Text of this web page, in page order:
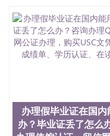
与人类发展学院、信
护理学院、科学学院
前十名，工学院排
约大学为学生们提
专业课程包括：会计
理、材料科学、机械
学、化学、英语、社
销、机械工程、计
办理假毕业证在国
办？毕业证丢了怎